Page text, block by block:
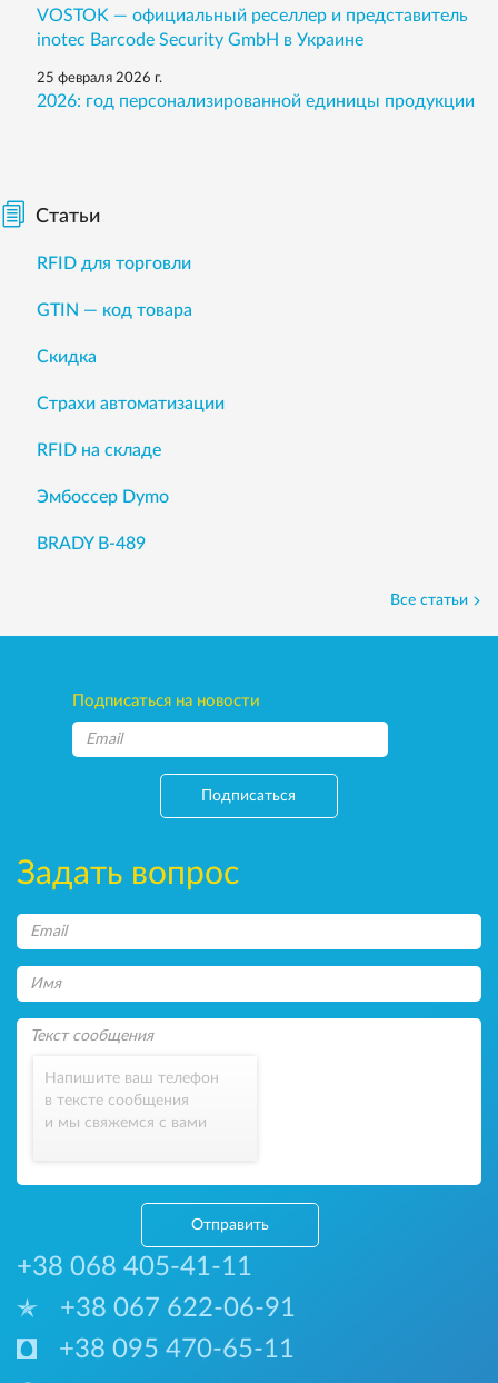
VOSTOK — официальный реселлер и представитель
inotec Barcode Security GmbH в Украине
25 февраля 2026 г.
2026: год персонализированной единицы продукции
Статьи
RFID для торговли
GTIN — код товара
Скидка
Страхи автоматизации
RFID на складе
Эмбоссер Dymo
BRADY B-489
Все статьи
Подписаться на новости
Подписаться
Задать вопрос
Напишите ваш телефон
в тексте сообщения
и мы свяжемся с вами
Отправить
+38 068 405-41-11
+38 067 622-06-91
+38 095 470-65-11